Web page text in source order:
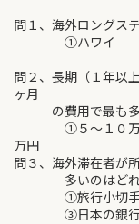
問１、海外ロングス
①ハワイ ②オ
問２、長期（１年以
ヶ月
の費用で最も多
①５～１０万
万円
問３、海外滞在者が
多いのはどれ
①旅行小切
③日本の銀行の